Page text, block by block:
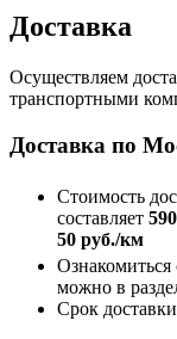
Доставка
Осуществляем
транспортными
Доставка по
Стоимость
составляет
50 руб./км
Ознакомиться
можно в
Срок